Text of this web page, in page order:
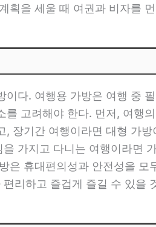
획을 세울 때 여권과 비자를
다. 여행용 가방은 여행 중
고려해야 한다. 먼저, 여행
장기간 여행이라면 대형 가
가지고 다니는 여행이라면
은 휴대편의성과 안전성을
리하고 즐겁게 즐길 수 있을